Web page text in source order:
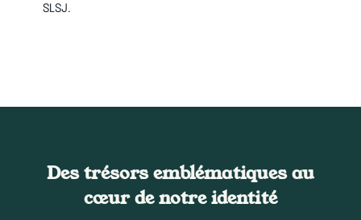
SLSJ.
Des trésors emblématiques au
cœur de notre identité